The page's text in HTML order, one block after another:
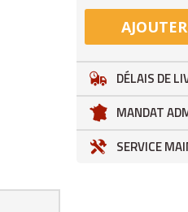
DÉLAIS DE
MANDAT
SERVICE